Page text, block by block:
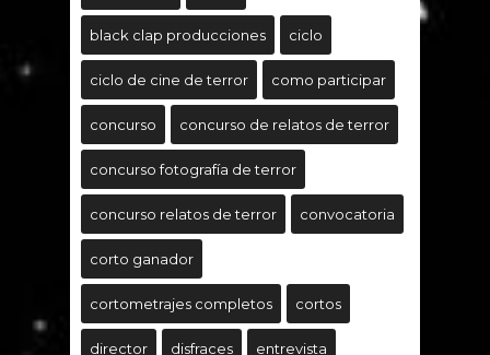
black clap producciones ciclo
ciclo de cine de terror como participar
concurso concurso de relatos de terror
concurso fotografía de terror
concurso relatos de terror convocatoria
corto ganador
cortometrajes completos cortos
director disfraces entrevista